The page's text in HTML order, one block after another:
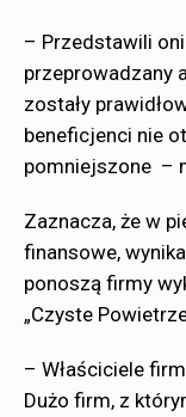
– Przedstawili
przeprowadzany
zostały
beneficjenci nie
pomniejszone –
Zaznacza, że w
finansowe,
ponoszą firmy
„Czyste
– Właściciele
Dużo firm, z